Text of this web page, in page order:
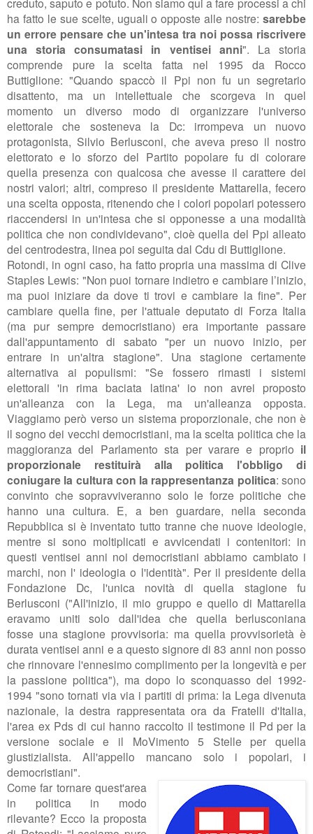
ha fatto le sue scelte, uguali o opposte alle nostre: sarebbe
un errore pensare che un'intesa tra noi possa riscrivere
una storia consumatasi in ventisei anni". La storia
comprende pure la scelta fatta nel 1995 da Rocco
Buttiglione: "Quando spaccò il Ppi non fu un segretario
disattento, ma un intellettuale che scorgeva in quel
momento un diverso modo di organizzare l'universo
elettorale che sosteneva la Dc: irrompeva un nuovo
protagonista, Silvio Berlusconi, che aveva preso il nostro
elettorato e lo sforzodel Partito popolare fu di colorare
quella presenza con qualcosa che avesse il carattere dei
nostri valori; altri, compreso il presidente Mattarella,fecero
una scelta opposta, ritenendo che i colori popolari potessero
riaccendersi in un'intesa che si opponesse a una modalità
politica che non condividevano", cioè quella del Ppi alleato
del centrodestra, linea poi seguita dal Cdu di Buttiglione.
Rotondi, in ogni caso, ha fatto propria una massima di Clive
Staples Lewis: "Non puoi tornare indietro e cambiare l’inizio,
ma puoi iniziare da dove ti trovi e cambiare la fine". Per
cambiare quella fine, per l'attuale deputato di Forza Italia
(ma pur sempre democristiano) era importante passare
dall'appuntamento di sabato "per un nuovo inizio, per
entrare in un'altra stagione". Una stagione certamente
alternativa ai populismi: "Se fossero rimasti i sistemi
elettorali 'in rima baciata latina' io non avrei proposto
un'alleanza con la Lega, ma un'alleanza opposta.
Viaggiamo però verso un sistema proporzionale, che non è
il sogno dei vecchi democristiani, ma la scelta politica che la
maggioranza del Parlamento sta per varare e proprio il
proporzionale restituirà alla politica l'obbligo di
coniugare la cultura con la rappresentanza politica: sono
convinto chesopravviveranno solo le forze politiche che
hanno una cultura. E, a ben guardare, nella seconda
Repubblica si è inventato tutto tranne che nuove ideologie,
mentre si sono moltiplicati e avvicendati i contenitori: in
questi ventisei anni noi democristiani abbiamo cambiato i
marchi, non l' ideologia o l'identità". Per il presidente della
Fondazione Dc, l'unica novità di quella stagione fu
Berlusconi ("All'inizio, il mio gruppo e quello di Mattarella
eravamo uniti solo dall'idea che quella berlusconiana
fosse una stagione provvisoria: ma quella provvisorietà è
durata ventisei anni e a questo signore di 83 anni non posso
che rinnovare l'ennesimo complimento per la longevità e per
la passione politica"), ma dopo lo sconquasso del 1992-
1994 "sono tornati via via i partiti di prima: la Lega divenuta
nazionale, la destra rappresentata ora da Fratelli d'Italia,
l'area ex Pds di cui hanno raccolto il testimone il Pd per la
versione sociale e il MoVimento 5 Stelle per quella
giustizialista. All'appello mancano solo i popolari, i
democristiani".
Come far tornare quest'area
in politica in modo
rilevante? Ecco la proposta